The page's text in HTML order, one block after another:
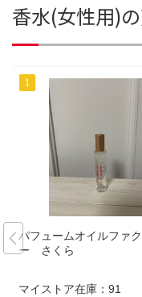
香水(女性用)
パフュームオイルファ
ー さくら
マイストア在庫： 91